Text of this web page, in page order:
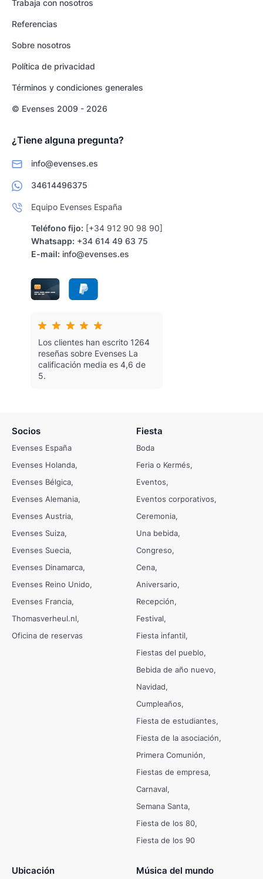
Trabaja con nosotros
Referencias
Sobre nosotros
Política de privacidad
Términos y condiciones generales
© Evenses 2009 - 2026
¿Tiene alguna pregunta?
info@evenses.es
34614496375
Equipo Evenses España
Teléfono fijo: [+34 912 90 98 90]
Whatsapp: +34 614 49 63 75
E-mail: info@evenses.es
Los clientes han escrito 1264
reseñas sobre Evenses La
calificación media es 4,6 de
5.
Socios
Evenses España
Evenses Holanda
Evenses Bélgica
Evenses Alemania
Evenses Austria
Evenses Suiza
Evenses Suecia
Evenses Dinamarca
Evenses Reino Unido
Evenses Francia
Thomasverheul.nl
Oficina de reservas
Fiesta
Boda
Feria o Kermés
Eventos
Eventos corporativos
Ceremonia
Una bebida
Congreso
Cena
Aniversario
Recepción
Festival
Fiesta infantil
Fiestas del pueblo
Bebida de año nuevo
Navidad
Cumpleaños
Fiesta de estudiantes
Fiesta de la asociación
Primera Comunión
Fiestas de empresa
Carnaval
Semana Santa
Fiesta de los 80
Fiesta de los 90
Ubicación Música del mundo